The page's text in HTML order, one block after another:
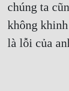
chúng ta
không
là lỗi của